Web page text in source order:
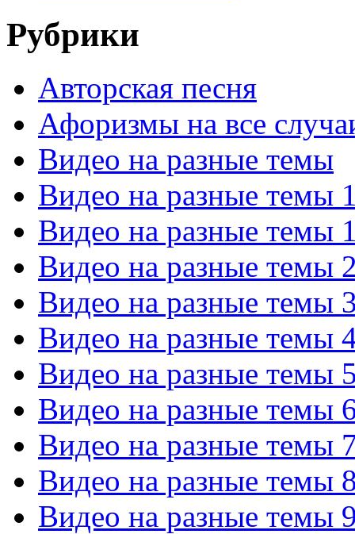
Рубрики
Авторская песня
Афоризмы на все
Видео на разные темы
Видео на разные темы
Видео на разные темы
Видео на разные темы
Видео на разные темы
Видео на разные темы
Видео на разные темы
Видео на разные темы
Видео на разные темы
Видео на разные темы
Видео на разные темы